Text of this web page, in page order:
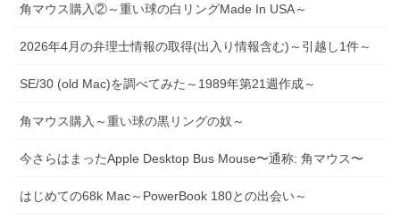
角マウス購入②～重い球の白リングMade In USA～
2026年4月の弁理士情報の取得(出入り情報含む)～引越し1件～
SE/30 (old Mac)を調べてみた～1989年第21週作成～
角マウス購入～重い球の黒リングの奴～
今さらはまったApple Desktop Bus Mouse〜通称: 角マウス〜
はじめての68k Mac～PowerBook 180との出会い～